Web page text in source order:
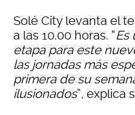
Solé City levanta el
a las 10.00 horas. “Es
etapa para este
las jornadas más
primera de su
ilusionados”, explica